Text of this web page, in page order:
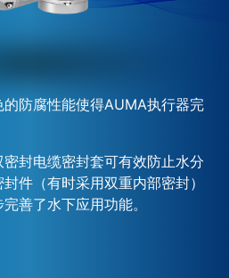
防腐性能使得AUMA执行器完
封电缆密封套可有效防止水分
件（有时采用双重内部密封）
善了水下应用功能。